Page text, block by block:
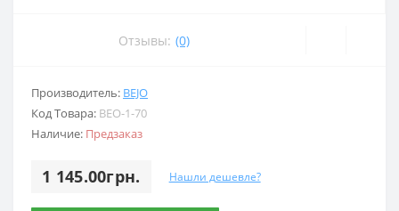
Отзывы: (0)
Производитель: BEJO
Код Товара: BEO-1-70
Наличие: Предзаказ
1 145.00грн. Нашли дешевле?